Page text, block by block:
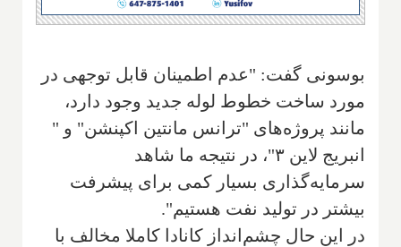
بوسونی گفت: "عدم اطمینان قابل توجهی در
مورد ساخت خطوط لوله جدید وجود دارد،
مانند پروژه‌های "ترانس مانتین اکپنشن" و "
انبریج لاین ۳"، در نتیجه ما شاهد
سرمایه‌گذاری بسیار کمی برای پیشرفت
بیشتر در تولید نفت هستیم".
‌در این حال چشم‌انداز کانادا کاملا مخالف با